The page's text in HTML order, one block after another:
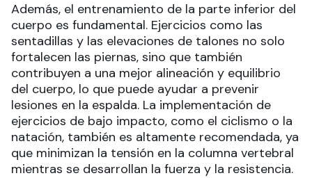
Además, el entrenamiento de la parte inferior del
cuerpo es fundamental. Ejercicios como las
sentadillas y las elevaciones de talones no solo
fortalecen las piernas, sino que también
contribuyen a una mejor alineación y equilibrio
del cuerpo, lo que puede ayudar a prevenir
lesiones en la espalda. La implementación de
ejercicios de bajo impacto, como el ciclismo o la
natación, también es altamente recomendada, ya
que minimizan la tensión en la columna vertebral
mientras se desarrollan la fuerza y la resistencia.